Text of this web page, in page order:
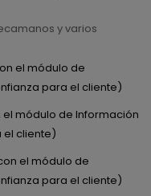
y varios
el módulo de
para el cliente)
módulo de Información
el cliente)
el módulo de
para el cliente)